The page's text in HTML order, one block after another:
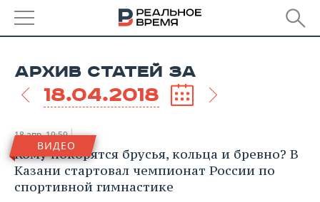
УДМУРТИЯ
НОВОСТИ
НОВОСТИ АНАЛИТИКИ
ДЕКЛАРАЦИИ О ДОХОДАХ
ЭКОНОМИКА
НОВОСТИ ЭКОНОМИКИ
ПРОМЫШЛЕННОСТЬ
АРХИВ СТАТЕЙ ЗА
18.04.2018
ВИДЕО
18 апр, 19:59
Кому покорятся брусья, кольца и бревно? В
Казани стартовал чемпионат России по
спортивной гимнастике